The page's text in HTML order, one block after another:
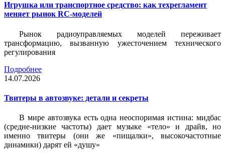
Игрушка или транспортное средство: как техрегламент
меняет рынок RC-моделей
Рынок радиоуправляемых моделей переживает
трансформацию, вызванную ужесточением технического
регулирования
Подробнее
14.07.2026
Твитеры в автозвуке: детали и секреты
В мире автозвука есть одна неоспоримая истина: мидбас
(средне-низкие частоты) дает музыке «тело» и драйв, но
именно твитеры (они же «пищалки», высокочастотные
динамики) дарят ей «душу»